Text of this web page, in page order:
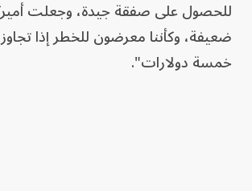
للحصول على صفقة جيدة، وجعلت
ضعيفة، وكأننا معرضون للخطر إذا
خمسة دولارات".